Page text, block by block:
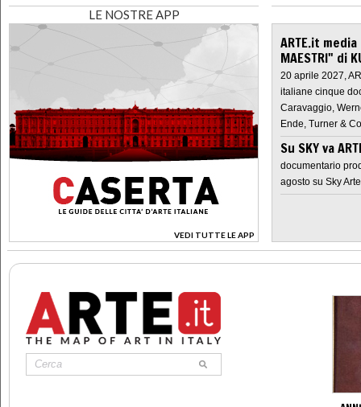
LE NOSTRE APP
VEDI TUTTE LE APP
>
ARTE.it
MAESTRI" di
20 aprile 2027,
italiane cinque
Caravaggio,
Ende, Turner &
Su SKY va
documentario
agosto su Sky Arte